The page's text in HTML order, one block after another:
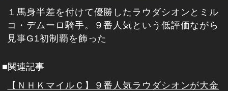
１馬身半差を付けて優勝したラウダシオンとミル
コ・デムーロ騎手。９番人気という低評価ながら
見事G1初制覇を飾った
■関連記事
【ＮＨＫマイルＣ】９番人気ラウダシオンが大金